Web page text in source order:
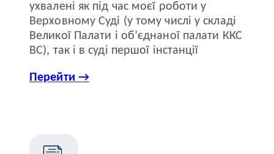
ухвалені як під час моєї роботи у
Верховному Суді (у тому числі у складі
Великої Палати і об’єднаної палати ККС
ВС), так і в суді першої інстанції
Перейти →